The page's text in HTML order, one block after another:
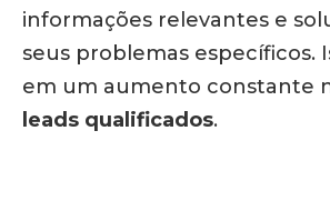
informações relevantes e
seus problemas específicos.
em um aumento constante
leads qualificados.